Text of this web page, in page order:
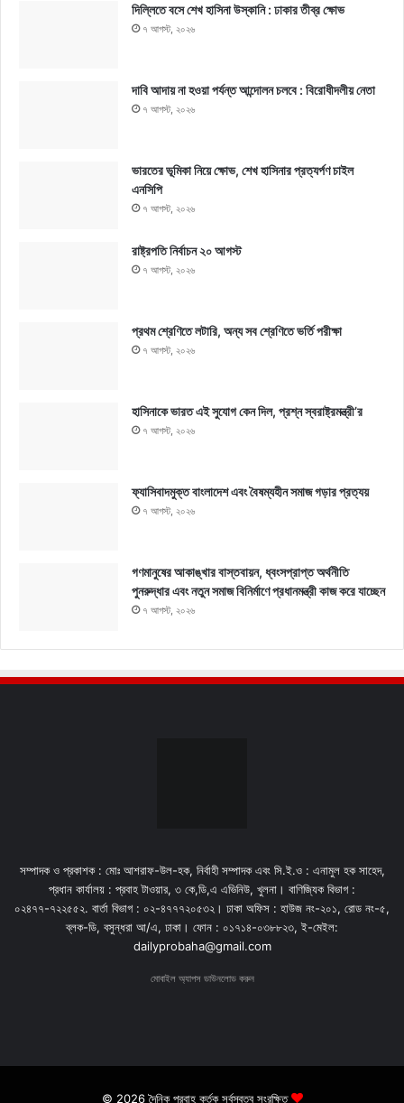
দিল্লিতে বসে শেখ হাসিনা উস্কানি : ঢাকার তীব্র ক্ষোভ
৭ আগস্ট, ২০২৬
দাবি আদায় না হওয়া পর্যন্ত আন্দোলন চলবে : বিরোধীদলীয় নেতা
৭ আগস্ট, ২০২৬
ভারতের ভূমিকা নিয়ে ক্ষোভ, শেখ হাসিনার প্রত্যর্পণ চাইল
এনসিপি
৭ আগস্ট, ২০২৬
রাষ্ট্রপতি নির্বাচন ২০ আগস্ট
৭ আগস্ট, ২০২৬
প্রথম শ্রেণিতে লটারি, অন্য সব শ্রেণিতে ভর্তি পরীক্ষা
৭ আগস্ট, ২০২৬
হাসিনাকে ভারত এই সুযোগ কেন দিল, প্রশ্ন স্বরাষ্ট্রমন্ত্রী’র
৭ আগস্ট, ২০২৬
ফ্যাসিবাদমুক্ত বাংলাদেশ এবং বৈষম্যহীন সমাজ গড়ার প্রত্যয়
৭ আগস্ট, ২০২৬
গণমানুষের আকাঙ্খার বাস্তবায়ন, ধ্বংসপ্রাপ্ত অর্থনীতি
পুনরুদ্ধার এবং নতুন সমাজ বিনির্মাণে প্রধানমন্ত্রী কাজ করে যাচ্ছেন
৭ আগস্ট, ২০২৬
সম্পাদক ও প্রকাশক : মোঃ আশরাফ-উল-হক, নির্বাহী সম্পাদক এবং সি.ই.ও : এনামুল হক সাহেদ,
প্রধান কার্যালয় : প্রবাহ টাওয়ার, ৩ কে,ডি,এ এভিনিউ, খুলনা। বাণিজ্যিক বিভাগ :
০২৪৭৭-৭২২৫৫২. বার্তা বিভাগ : ০২-৪৭৭৭২০৫৩২। ঢাকা অফিস : হাউজ নং-২০১, রোড নং-৫,
ব্লক-ডি, বসুন্ধরা আ/এ, ঢাকা। ফোন : ০১৭১৪-০৩৮৮২৩, ই-মেইল:
dailyprobaha@gmail.com
মোবাইল অ্যাপস ডাউনলোড করুন
© 2026 দৈনিক প্রবাহ কর্তৃক সর্বস্বত্ব সংরক্ষিত